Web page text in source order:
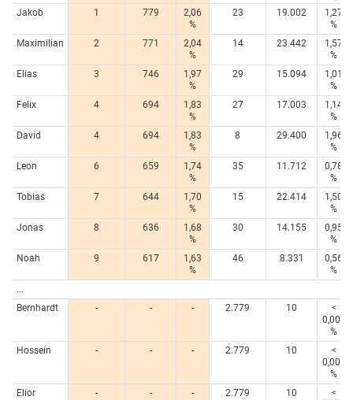
Jakob
1 779
2,06
%
23 19.002
1,27
%
Maximilian
2 771
2,04
%
14 23.442
1,57
%
Elias
3 746
1,97
%
29 15.094
1,01
%
Felix
4 694
1,83
%
27 17.003
1,14
%
David
4 694
1,83
%
8 29.400
1,96
%
Leon
6 659
1,74
%
35 11.712
0,78
%
Tobias
7 644
1,70
%
15 22.414
1,50
%
Jonas
8 636
1,68
%
30 14.155
0,95
%
Noah
9 617
1,63
%
46 8.331
0,56
%
...
Bernhardt
- - - 2.779 10
<
0,005
%
Hossein
- - - 2.779 10
<
0,005
%
Elior
- - - 2.779 10
<